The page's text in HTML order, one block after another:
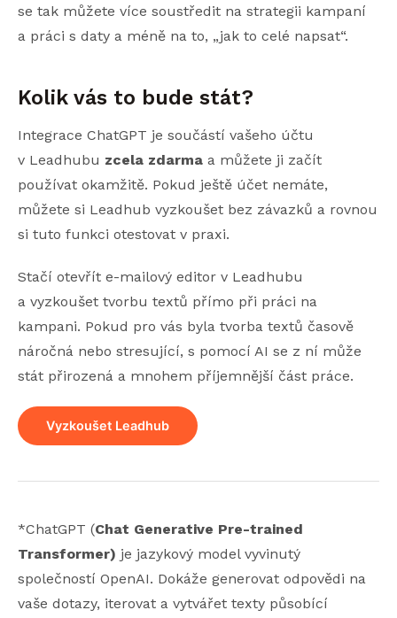
se tak můžete více soustředit na strategii kampaní
a práci s daty a méně na to, „jak to celé napsat“.
Kolik vás to bude stát?
Integrace ChatGPT je součástí vašeho účtu
v Leadhubu zcela zdarma a můžete ji začít
používat okamžitě. Pokud ještě účet nemáte,
můžete si Leadhub vyzkoušet bez závazků a rovnou
si tuto funkci otestovat v praxi.
Stačí otevřít e-mailový editor v Leadhubu
a vyzkoušet tvorbu textů přímo při práci na
kampani. Pokud pro vás byla tvorba textů časově
náročná nebo stresující, s pomocí AI se z ní může
stát přirozená a mnohem příjemnější část práce.
Vyzkoušet Leadhub
*ChatGPT (Chat Generative Pre-trained
Transformer) je jazykový model vyvinutý
společností OpenAI. Dokáže generovat odpovědi na
vaše dotazy, iterovat a vytvářet texty působící